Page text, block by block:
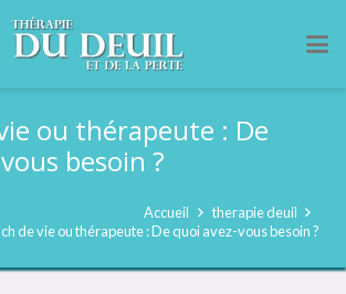
ou thérapeute : De
besoin ?
Accueil
therapie deuil
de vie ou thérapeute : De quoi avez-vous besoin ?